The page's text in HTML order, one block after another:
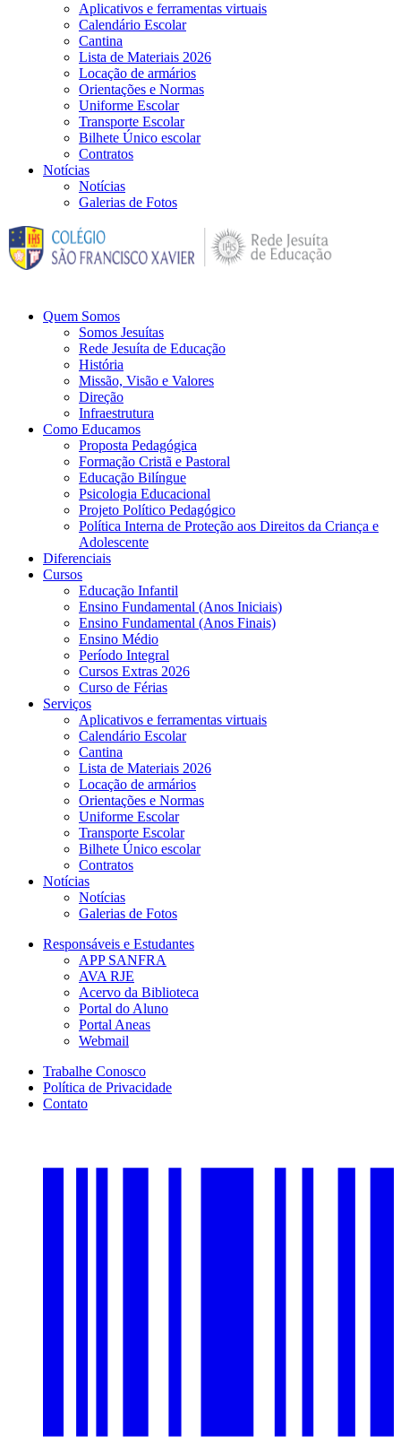
Aplicativos e ferramentas virtuais
Calendário Escolar
Cantina
Lista de Materiais 2026
Locação de armários
Orientações e Normas
Uniforme Escolar
Transporte Escolar
Bilhete Único escolar
Contratos
Notícias
Notícias
Galerias de Fotos
Quem Somos
Somos Jesuítas
Rede Jesuíta de Educação
História
Missão, Visão e Valores
Direção
Infraestrutura
Como Educamos
Proposta Pedagógica
Formação Cristã e Pastoral
Educação Bilíngue
Psicologia Educacional
Projeto Político Pedagógico
Política Interna de Proteção aos Direitos da Criança e
Adolescente
Diferenciais
Cursos
Educação Infantil
Ensino Fundamental (Anos Iniciais)
Ensino Fundamental (Anos Finais)
Ensino Médio
Período Integral
Cursos Extras 2026
Curso de Férias
Serviços
Aplicativos e ferramentas virtuais
Calendário Escolar
Cantina
Lista de Materiais 2026
Locação de armários
Orientações e Normas
Uniforme Escolar
Transporte Escolar
Bilhete Único escolar
Contratos
Notícias
Notícias
Galerias de Fotos
Responsáveis e Estudantes
APP SANFRA
AVA RJE
Acervo da Biblioteca
Portal do Aluno
Portal Aneas
Webmail
Trabalhe Conosco
Política de Privacidade
Contato